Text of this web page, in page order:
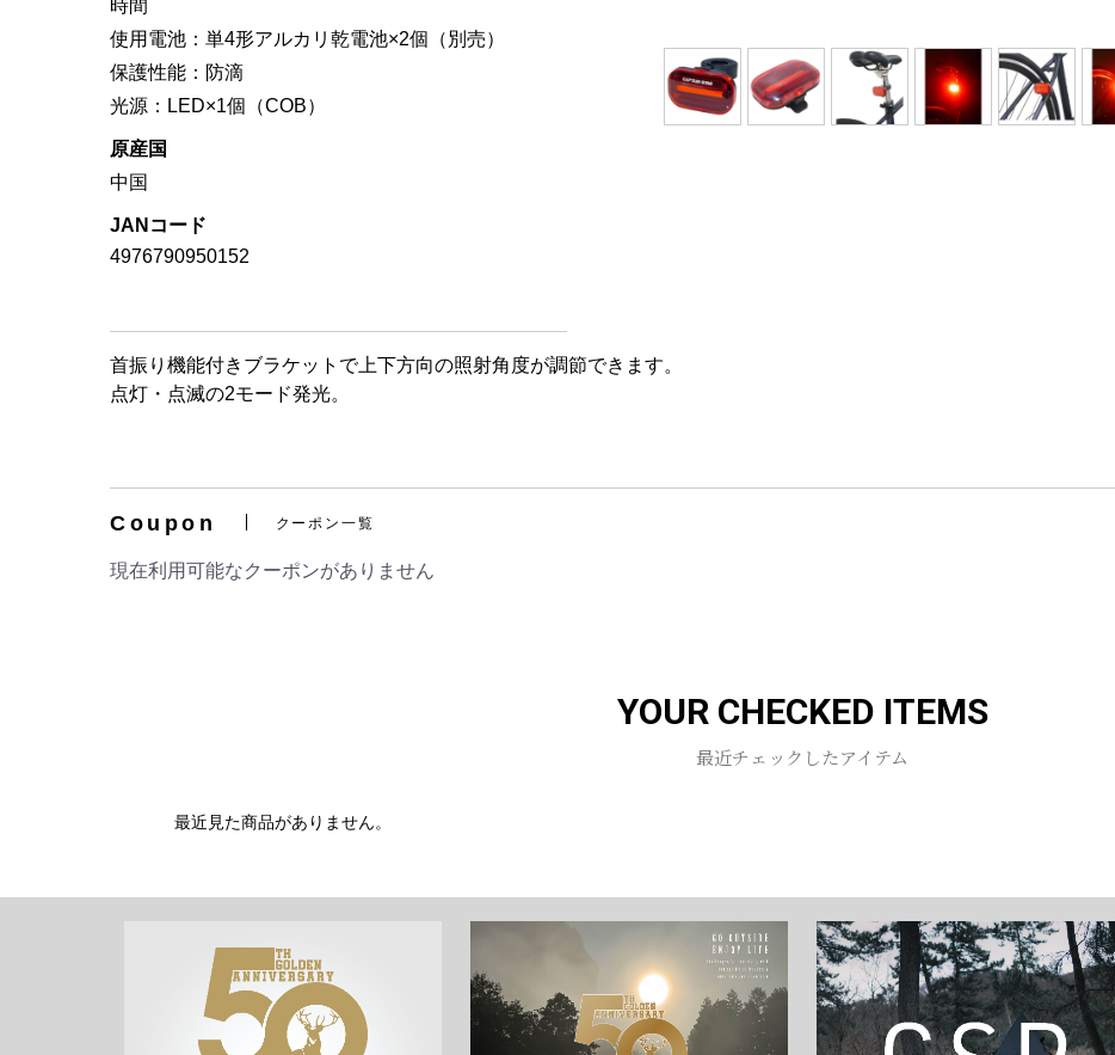
時間
使用電池：単4形アルカリ乾電池×2個（別売）
保護性能：防滴
光源：LED×1個（COB）
原産国
中国
JANコード
4976790950152
首振り機能付きブラケットで上下方向の照射角度が調節できます。
点灯・点滅の2モード発光。
Coupon クーポン一覧
現在利用可能なクーポンがありません
YOUR CHECKED ITEMS
最近チェックしたアイテム
最近見た商品がありません。